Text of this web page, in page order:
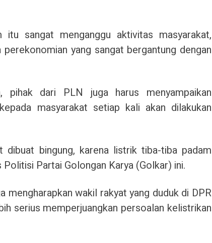
itu sangat menganggu aktivitas masyarakat,
yang sangat bergantung dengan
dari PLN juga harus menyampaikan
masyarakat setiap kali akan dilakukan
dibuat bingung, karena listrik tiba-tiba padam
Partai Golongan Karya (Golkar) ini.
mengharapkan wakil rakyat yang duduk di DPR
serius memperjuangkan persoalan kelistrikan